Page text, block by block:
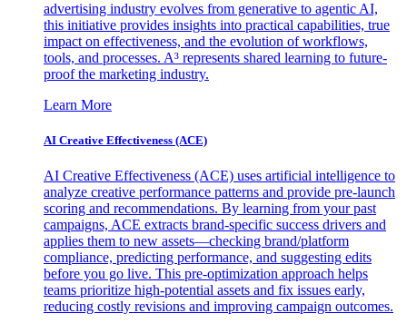
advertising industry evolves from generative to agentic AI,
this initiative provides insights into practical capabilities, true
impact on effectiveness, and the evolution of workflows,
tools, and processes. A³ represents shared learning to future-
proof the marketing industry.
Learn More
AI Creative Effectiveness (ACE)
AI Creative Effectiveness (ACE) uses artificial intelligence to
analyze creative performance patterns and provide pre-launch
scoring and recommendations. By learning from your past
campaigns, ACE extracts brand-specific success drivers and
applies them to new assets—checking brand/platform
compliance, predicting performance, and suggesting edits
before you go live. This pre-optimization approach helps
teams prioritize high-potential assets and fix issues early,
reducing costly revisions and improving campaign outcomes.